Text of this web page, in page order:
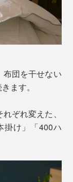
布団を干せない
ます。
ぞれ変えた、
掛け」「400ハ